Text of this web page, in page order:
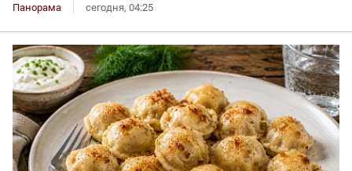
Панорама сегодня, 04:25